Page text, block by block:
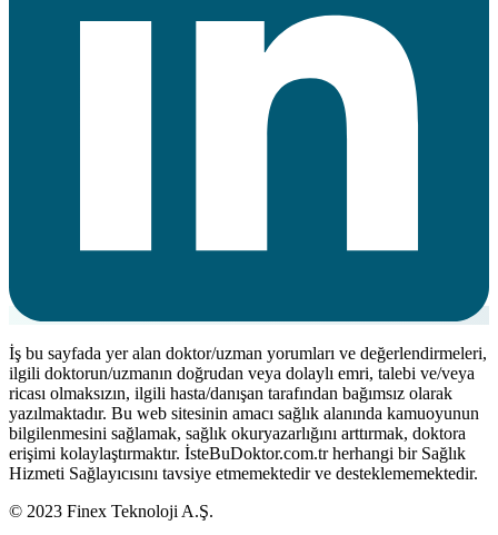
İş bu sayfada yer alan doktor/uzman yorumları ve değerlendirmeleri,
ilgili doktorun/uzmanın doğrudan veya dolaylı emri, talebi ve/veya
ricası olmaksızın, ilgili hasta/danışan tarafından bağımsız olarak
yazılmaktadır. Bu web sitesinin amacı sağlık alanında kamuoyunun
bilgilenmesini sağlamak, sağlık okuryazarlığını arttırmak, doktora
erişimi kolaylaştırmaktır. İsteBuDoktor.com.tr herhangi bir Sağlık
Hizmeti Sağlayıcısını tavsiye etmemektedir ve desteklememektedir.
© 2023 Finex Teknoloji A.Ş.